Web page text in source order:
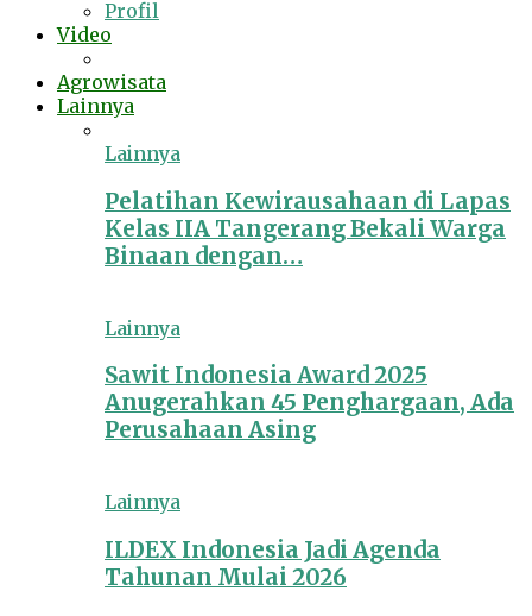
Profil
Video
Agrowisata
Lainnya
Lainnya
Pelatihan Kewirausahaan di Lapas
Kelas IIA Tangerang Bekali Warga
Binaan dengan…
Lainnya
Sawit Indonesia Award 2025
Anugerahkan 45 Penghargaan, Ada
Perusahaan Asing
Lainnya
ILDEX Indonesia Jadi Agenda
Tahunan Mulai 2026